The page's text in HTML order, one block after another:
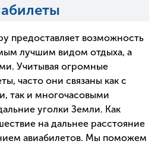
предоставляет возможность
лучшим видом отдыха, а
Учитывая огромные
часто они связаны как с
так и многочасовыми
уголки Земли. Как
на дальнее расстояние
авиабилетов. Мы поможем